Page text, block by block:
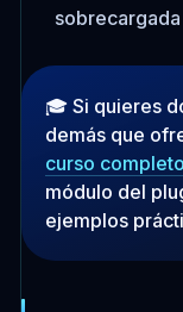
🎓 Si quieres
demás que
curso
módulo del
ejemplos